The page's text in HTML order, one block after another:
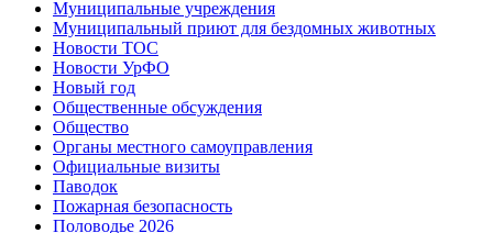
Муниципальные учреждения
Муниципальный приют для бездомных животных
Новости ТОС
Новости УрФО
Новый год
Общественные обсуждения
Общество
Органы местного самоуправления
Официальные визиты
Паводок
Пожарная безопасность
Половодье 2026